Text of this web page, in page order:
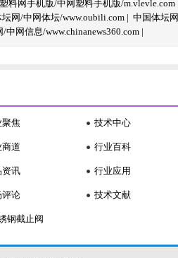
料网手机版/中网塑料手机版/m.vlevle.com
网/中网体坛/www.oubili.com | 中国体坛
中网信息/www.chinanews360.com |
焦
道
资讯
评论
技术中心
行业百科
行业应用
技术文献
钢截止阀